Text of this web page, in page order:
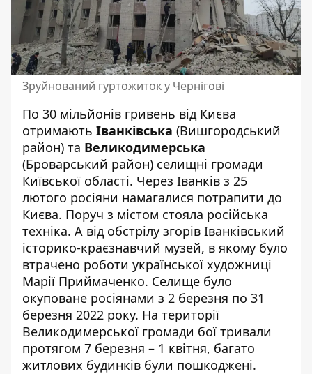
Зруйнований гуртожиток у Чернігові
По 30 мільйонів гривень від Києва
отримають Іванківська (Вишгородський
район) та Великодимерська
(Броварський район) селищні громади
Київської області. Через Іванків з 25
лютого росіяни намагалися потрапити до
Києва. Поруч з містом стояла російська
техніка. А від обстрілу згорів Іванківський
історико-краєзнавчий музей, в якому було
втрачено роботи української художниці
Марії Приймаченко. Селище було
окуповане росіянами з 2 березня по 31
березня 2022 року. На території
Великодимерської громади бої тривали
протягом 7 березня – 1 квітня, багато
житлових будинків були пошкоджені.